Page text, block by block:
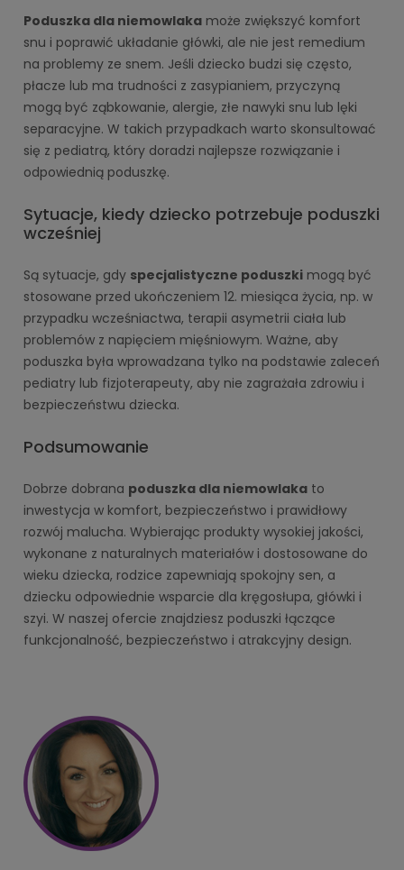
Poduszka dla niemowlaka może zwiększyć komfort
snu i poprawić układanie główki, ale nie jest remedium
na problemy ze snem. Jeśli dziecko budzi się często,
płacze lub ma trudności z zasypianiem, przyczyną
mogą być ząbkowanie, alergie, złe nawyki snu lub lęki
separacyjne. W takich przypadkach warto skonsultować
się z pediatrą, który doradzi najlepsze rozwiązanie i
odpowiednią poduszkę.
Sytuacje, kiedy dziecko potrzebuje poduszki
wcześniej
Są sytuacje, gdy specjalistyczne poduszki mogą być
stosowane przed ukończeniem 12. miesiąca życia, np. w
przypadku wcześniactwa, terapii asymetrii ciała lub
problemów z napięciem mięśniowym. Ważne, aby
poduszka była wprowadzana tylko na podstawie zaleceń
pediatry lub fizjoterapeuty, aby nie zagrażała zdrowiu i
bezpieczeństwu dziecka.
Podsumowanie
Dobrze dobrana poduszka dla niemowlaka to
inwestycja w komfort, bezpieczeństwo i prawidłowy
rozwój malucha. Wybierając produkty wysokiej jakości,
wykonane z naturalnych materiałów i dostosowane do
wieku dziecka, rodzice zapewniają spokojny sen, a
dziecku odpowiednie wsparcie dla kręgosłupa, główki i
szyi. W naszej ofercie znajdziesz poduszki łączące
funkcjonalność, bezpieczeństwo i atrakcyjny design.